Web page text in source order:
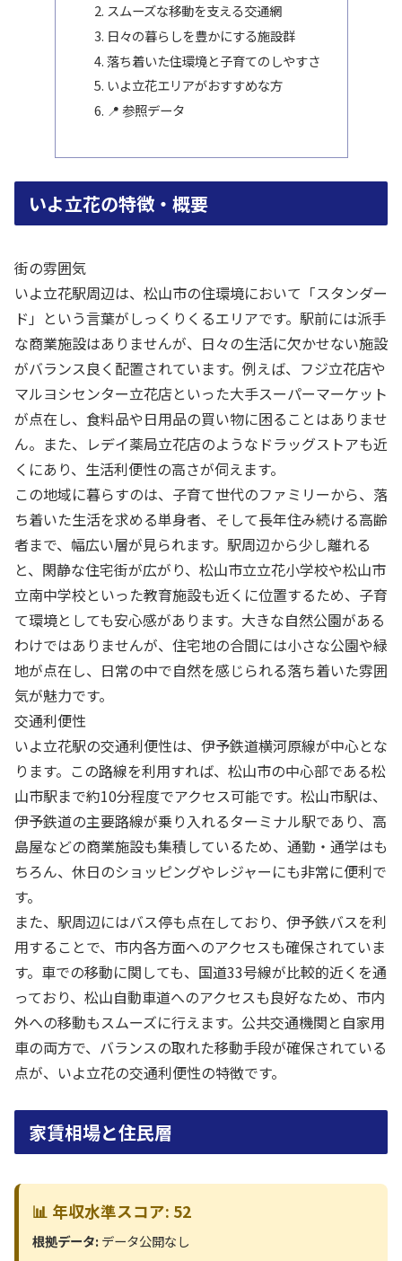
スムーズな移動を支える交通網
日々の暮らしを豊かにする施設群
落ち着いた住環境と子育てのしやすさ
いよ立花エリアがおすすめな方
📍 参照データ
いよ立花の特徴・概要
街の雰囲気
いよ立花駅周辺は、松山市の住環境において「スタンダー
ド」という言葉がしっくりくるエリアです。駅前には派手
な商業施設はありませんが、日々の生活に欠かせない施設
がバランス良く配置されています。例えば、フジ立花店や
マルヨシセンター立花店といった大手スーパーマーケット
が点在し、食料品や日用品の買い物に困ることはありませ
ん。また、レデイ薬局立花店のようなドラッグストアも近
くにあり、生活利便性の高さが伺えます。
この地域に暮らすのは、子育て世代のファミリーから、落
ち着いた生活を求める単身者、そして長年住み続ける高齢
者まで、幅広い層が見られます。駅周辺から少し離れる
と、閑静な住宅街が広がり、松山市立立花小学校や松山市
立南中学校といった教育施設も近くに位置するため、子育
て環境としても安心感があります。大きな自然公園がある
わけではありませんが、住宅地の合間には小さな公園や緑
地が点在し、日常の中で自然を感じられる落ち着いた雰囲
気が魅力です。
交通利便性
いよ立花駅の交通利便性は、伊予鉄道横河原線が中心とな
ります。この路線を利用すれば、松山市の中心部である松
山市駅まで約10分程度でアクセス可能です。松山市駅は、
伊予鉄道の主要路線が乗り入れるターミナル駅であり、高
島屋などの商業施設も集積しているため、通勤・通学はも
ちろん、休日のショッピングやレジャーにも非常に便利で
す。
また、駅周辺にはバス停も点在しており、伊予鉄バスを利
用することで、市内各方面へのアクセスも確保されていま
す。車での移動に関しても、国道33号線が比較的近くを通
っており、松山自動車道へのアクセスも良好なため、市内
外への移動もスムーズに行えます。公共交通機関と自家用
車の両方で、バランスの取れた移動手段が確保されている
点が、いよ立花の交通利便性の特徴です。
家賃相場と住民層
📊 年収水準スコア: 52
根拠データ:データ公開なし